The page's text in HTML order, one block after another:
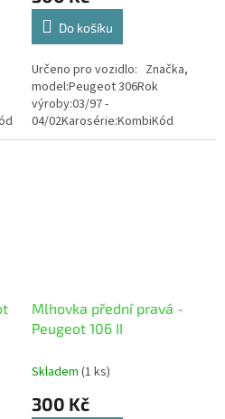
Do košíku
Určeno pro vozidlo: Značka,
model:Peugeot 306Rok
výroby:03/97 -
04/02Karosérie:KombiKód
barvy: Stav zboží: Použité
Mlhovka přední pravá -
Peugeot 106 II
Skladem (1 ks)
300 Kč